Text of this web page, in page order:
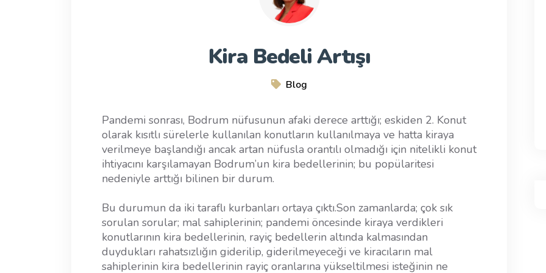
Kira Bedeli Artışı
Blog
Pandemi sonrası, Bodrum nüfusunun afaki derece arttığı; eskiden 2. Konut
olarak kısıtlı sürelerle kullanılan konutların kullanılmaya ve hatta kiraya
verilmeye başlandığı ancak artan nüfusla orantılı olmadığı için nitelikli konut
ihtiyacını karşılamayan Bodrum’un kira bedellerinin; bu popülaritesi
nedeniyle arttığı bilinen bir durum.
Bu durumun da iki taraflı kurbanları ortaya çıktı.Son zamanlarda; çok sık
sorulan sorular; mal sahiplerinin; pandemi öncesinde kiraya verdikleri
konutlarının kira bedellerinin, rayiç bedellerin altında kalmasından
duydukları rahatsızlığın giderilip, giderilmeyeceği ve kiracıların mal
sahiplerinin kira bedellerinin rayiç oranlarına yükseltilmesi isteğinin ne